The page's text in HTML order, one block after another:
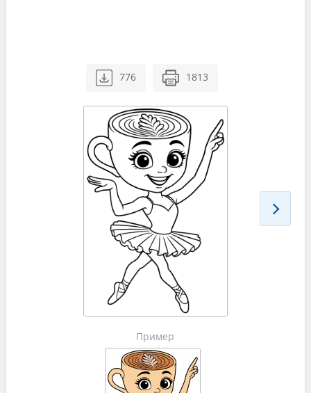
776 1813
Пример